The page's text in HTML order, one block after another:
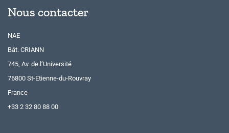
Nous contacter
NAE
Bât. CRIANN
745, Av. de l’Université
76800 St-Etienne-du-Rouvray
France
+33 2 32 80 88 00